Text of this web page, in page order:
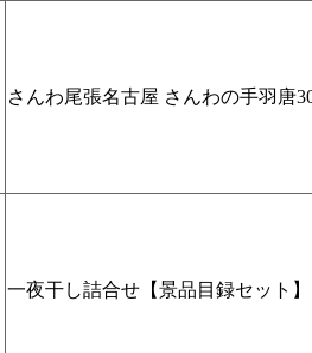
さんわ尾張名古屋 さんわの手羽唐
一夜干し詰合せ【景品目録セット】